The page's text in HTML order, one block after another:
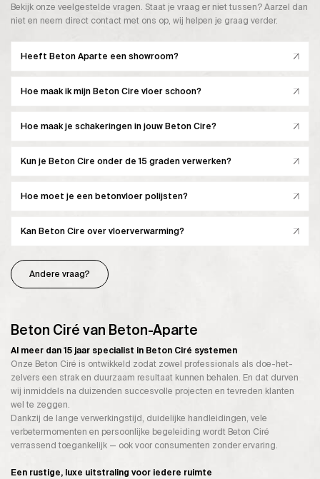
Bekijk onze veelgestelde vragen. Staat je vraag er niet tussen? Aarzel dan
niet en neem direct contact met ons op, wij helpen je graag verder.
Heeft Beton Aparte een showroom?
Hoe maak ik mijn Beton Cire vloer schoon?
Hoe maak je schakeringen in jouw Beton Cire?
Kun je Beton Cire onder de 15 graden verwerken?
Hoe moet je een betonvloer polijsten?
Kan Beton Cire over vloerverwarming?
Andere vraag?
Beton Ciré van Beton-Aparte
Al meer dan 15 jaar specialist in Beton Ciré systemen
Onze Beton Ciré is ontwikkeld zodat zowel professionals als doe-het-
zelvers een strak en duurzaam resultaat kunnen behalen. En dat durven
wij inmiddels na duizenden succesvolle projecten en tevreden klanten
wel te zeggen.
Dankzij de lange verwerkingstijd, duidelijke handleidingen, vele
verbetermomenten en persoonlijke begeleiding wordt Beton Ciré
verrassend toegankelijk — ook voor consumenten zonder ervaring.
Een rustige, luxe uitstraling voor iedere ruimte